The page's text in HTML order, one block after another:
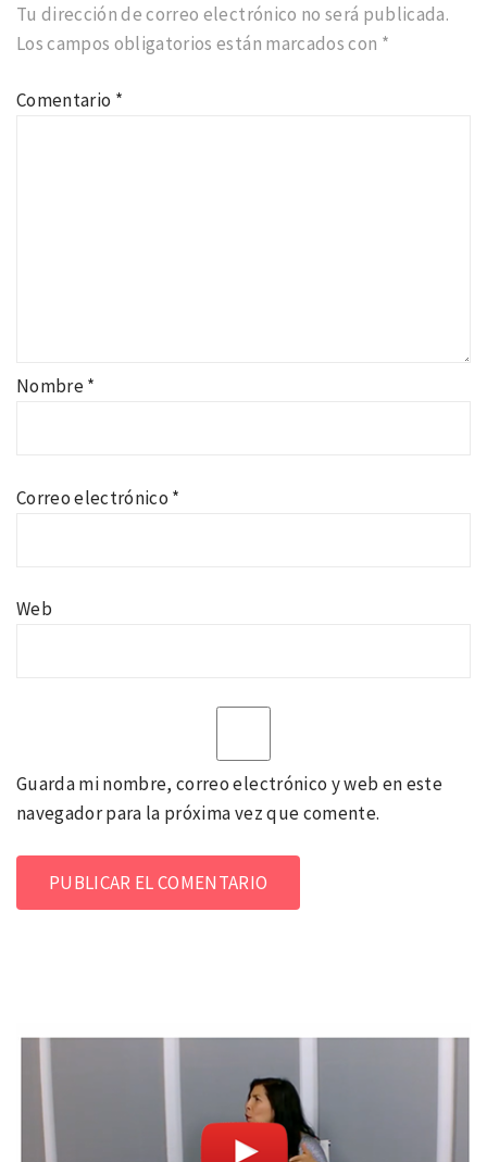
Tu dirección de correo electrónico no será publicada.
Los campos obligatorios están marcados con *
Comentario *
Nombre*
Correo electrónico *
Web
Guarda mi nombre, correo electrónico y web en este
navegador para la próxima vez que comente.